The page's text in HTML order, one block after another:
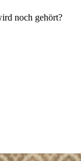
noch gehört?